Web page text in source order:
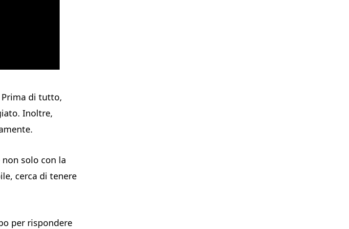
di tutto,
Inoltre,
solo con la
cerca di tenere
per rispondere